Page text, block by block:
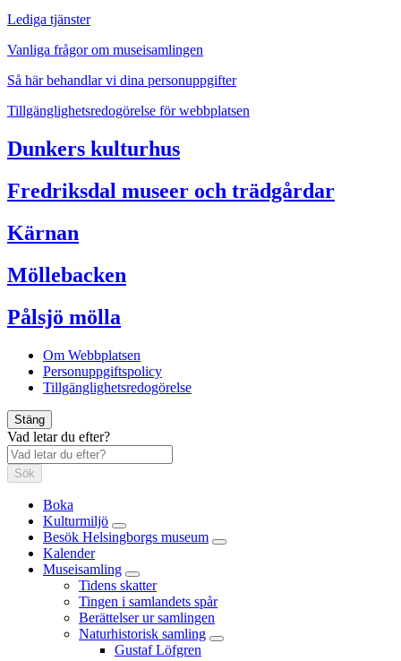
Lediga tjänster
Vanliga frågor om museisamlingen
Så här behandlar vi dina personuppgifter
Tillgänglighetsredogörelse för webbplatsen
Dunkers kulturhus
Fredriksdal museer och trädgårdar
Kärnan
Möllebacken
Pålsjö mölla
Om Webbplatsen
Personuppgiftspolicy
Tillgänglighetsredogörelse
Stäng
Vad letar du efter?
Sök
Boka
Kulturmiljö
Besök Helsingborgs museum
Kalender
Museisamling
Tidens skatter
Tingen i samlandets spår
Berättelser ur samlingen
Naturhistorisk samling
Gustaf Löfgren